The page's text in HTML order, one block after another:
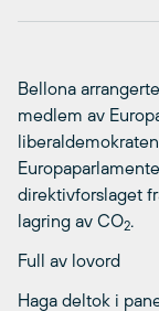
Bellona
medlem av
direktivforslaget
lagring av CO2.
Full av lovord
Haga deltok i